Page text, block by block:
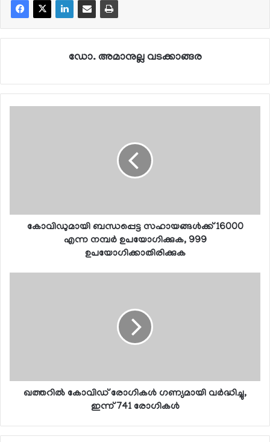
ഡോ. അമാനുല്ല വടക്കാങ്ങര
കോവിഡുമായി ബന്ധപ്പെട്ട സഹായങ്ങള്‍ക്ക് 16000
എന്ന നമ്പര്‍ ഉപയോഗിക്കുക, 999
ഉപയോഗിക്കാതിരിക്കുക
ഖത്തറില്‍ കോവിഡ് രോഗികള്‍ ഗണ്യമായി വര്‍ദ്ധിച്ചു,
ഇന്ന് 741 രോഗികള്‍